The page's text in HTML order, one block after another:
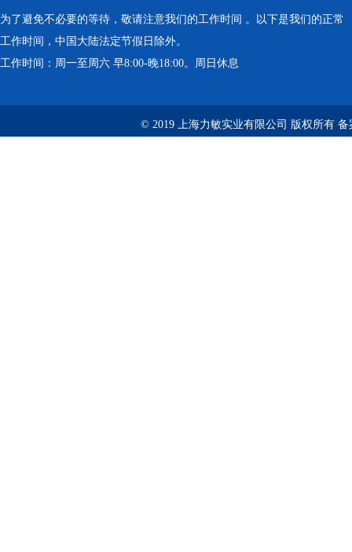
为了避免不必要的等待，敬请注意我们的工作时间 。以下是我们的正常
工作时间，中国大陆法定节假日除外。
工作时间：周一至周六 早8:00-晚18:00。周日休息
© 2019 上海力敏实业有限公司 版权所有 备